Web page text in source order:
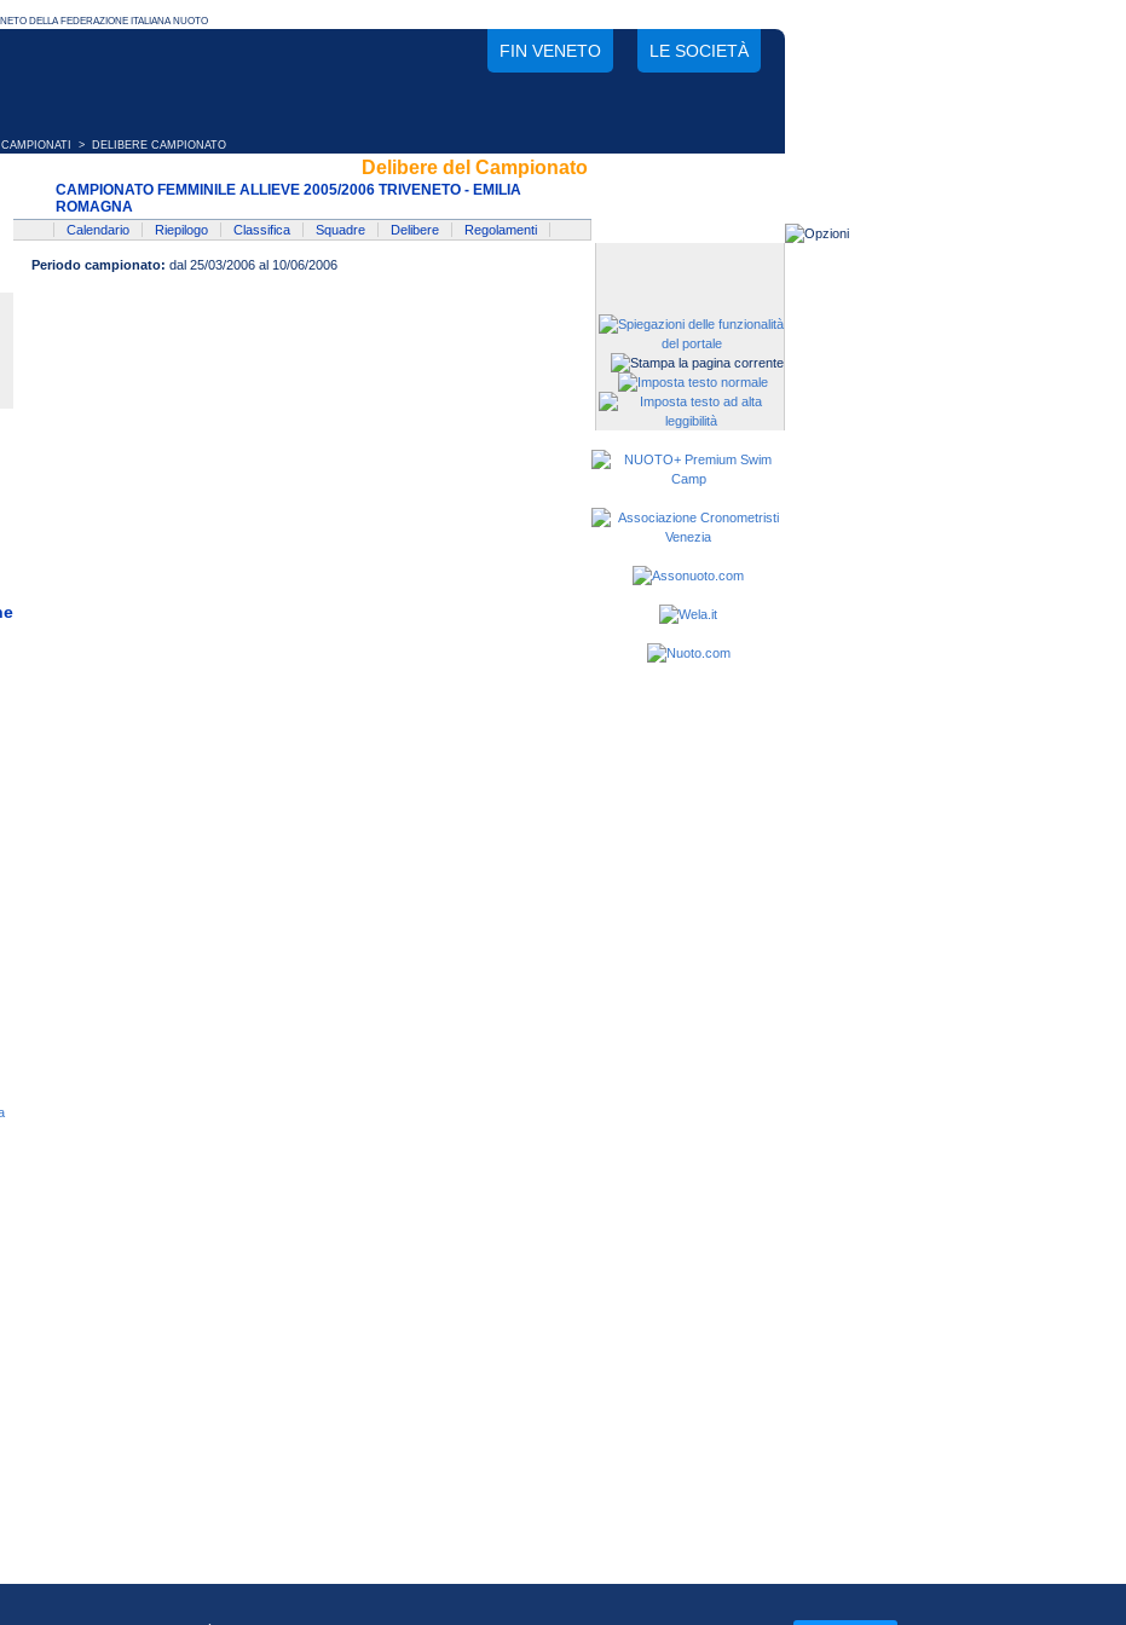
FIN VENETO LE SOCIETÀ
CAMPIONATI > DELIBERE CAMPIONATO
Delibere del Campionato
CAMPIONATO FEMMINILE ALLIEVE 2005/2006 TRIVENETO - EMILIA
ROMAGNA
Calendario Riepilogo Classifica Squadre Delibere Regolamenti
Periodo campionato: dal 25/03/2006 al 10/06/2006